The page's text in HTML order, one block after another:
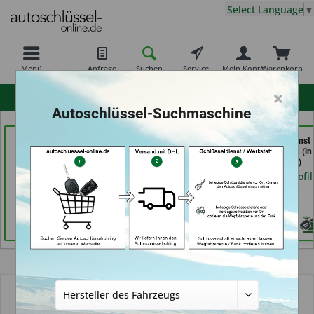
Menü Anfrage Suchen Service Warenkorb
Mein Konto
Select Language ▼
Possienke (in Bremen)
Händlerprofil
Schlüssel- u. DL Service
(in Dresden)
Händlerprofil
Schlüsseldienst
Zimmermann (in
Würzburg)
Händlerprofil
×
Autoschlüssel-Suchmaschine